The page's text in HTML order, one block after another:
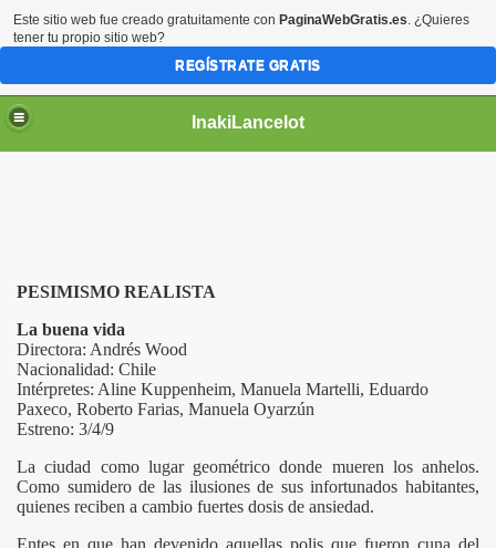
InakiLancelot
PESIMISMO REALISTA
La buena vida
Directora: Andrés Wood
Nacionalidad: Chile
Intérpretes: Aline Kuppenheim, Manuela Martelli, Eduardo
Paxeco, Roberto Farias, Manuela Oyarzún
Estreno: 3/4/9
La ciudad como lugar geométrico donde mueren los anhelos.
Como sumidero de las ilusiones de sus infortunados habitantes,
quienes reciben a cambio fuertes dosis de ansiedad.
Entes en que han devenido aquellas polis que fueron cuna del
Este sitio web fue creado gratuitamente con PaginaWebGratis.es. ¿Quieres
tener tu propio sitio web?
REGÍSTRATE GRATIS